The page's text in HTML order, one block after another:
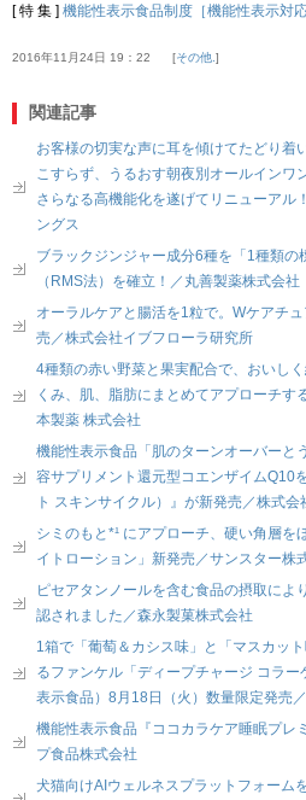
[ 特 集 ] 機能性表示食品制度［機能性表示対
2016年11月24日 19：22 その他.
関連記事
お客様の切実な声に耳を傾けてたどり
こすらず、うるおす朝夜別オールインワ
さらなる高機能化を遂げてリニューアル
ングス
ブラックジンジャー成分6種を「1種類
（RMS法）を確立！／丸善製薬株式会社
オーラルケアと腸活を1粒で。Wケアチ
売／株式会社イブフローラ研究所
4種類の赤い野菜と果実配合で、おいし
くみ、肌、脂肪にまとめてアプローチす
本製薬 株式会社
機能性表示食品「肌のターンオーバーと
容サプリメント還元型コエンザイムQ10
ト スキンサイクル）』が新発売／株式会
シミのもと*¹ にアプローチ、硬い角層を
イトローション」新発売／サンスター株
ピセアタンノールを含む食品の摂取によ
認されました／森永製菓株式会社
1箱で「葡萄＆カシス味」と「マスカッ
るファンケル「ディープチャージ コラ
表示食品）8月18日（火）数量限定発売
機能性表示食品『ココカラケア睡眠プレ
プ食品株式会社
犬猫向けAIウェルネスプラットフォーム